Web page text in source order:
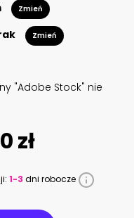
Zmień
Zmień
"Adobe Stock" nie
zł
1-3 dni robocze